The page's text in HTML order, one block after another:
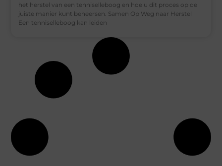
het herstel van een tenniselleboog en hoe u dit proces op de
juiste manier kunt beheersen. Samen Op Weg naar Herstel
Een tenniselleboog kan leiden